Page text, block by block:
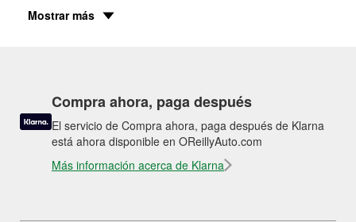
Mostrar más
Compra ahora, paga después
El servicio de Compra ahora, paga después de Klarna
está ahora disponible en OReillyAuto.com
Más información acerca de Klarna